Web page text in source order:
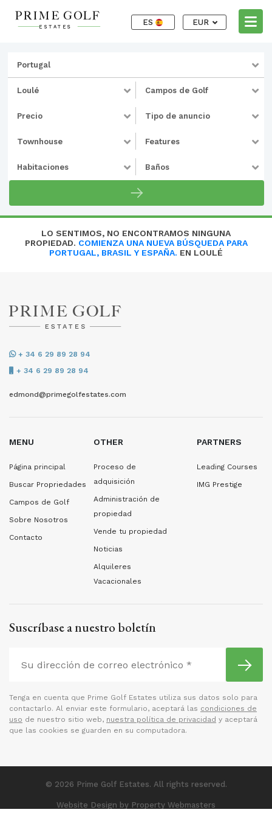
ES EUR
Portugal
Loulé Campos de Golf
Precio Tipo de anuncio
Townhouse Features
Habitaciones Baños
LO SENTIMOS, NO ENCONTRAMOS NINGUNA
PROPIEDAD. COMIENZA UNA NUEVA BÚSQUEDA PARA
PORTUGAL, BRASIL Y ESPAÑA. EN LOULÉ
+ 34 6 29 89 28 94
+ 34 6 29 89 28 94
edmond@primegolfestates.com
MENU
Página principal
Buscar Propriedades
Campos de Golf
Sobre Nosotros
Contacto
OTHER
Proceso de
adquisición
Administración de
propiedad
Vende tu propiedad
Noticias
Alquileres
Vacacionales
PARTNERS
Leading Courses
IMG Prestige
Suscríbase a nuestro boletín
Tenga en cuenta que Prime Golf Estates utiliza sus datos solo para
contactarlo. Al enviar este formulario, aceptará las condiciones de
uso de nuestro sitio web, nuestra política de privacidad y aceptará
que las cookies se guarden en su computadora.
© 2026 Prime Golf Estates. All rights reserved.
Website Design by Property Webmasters